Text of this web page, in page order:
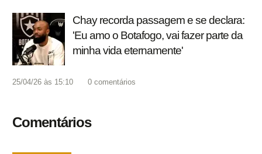
Chay recorda passagem e se declara:
'Eu amo o Botafogo, vai fazer parte da
minha vida eternamente'
25/04/26 às 15:10 0 comentários
Comentários